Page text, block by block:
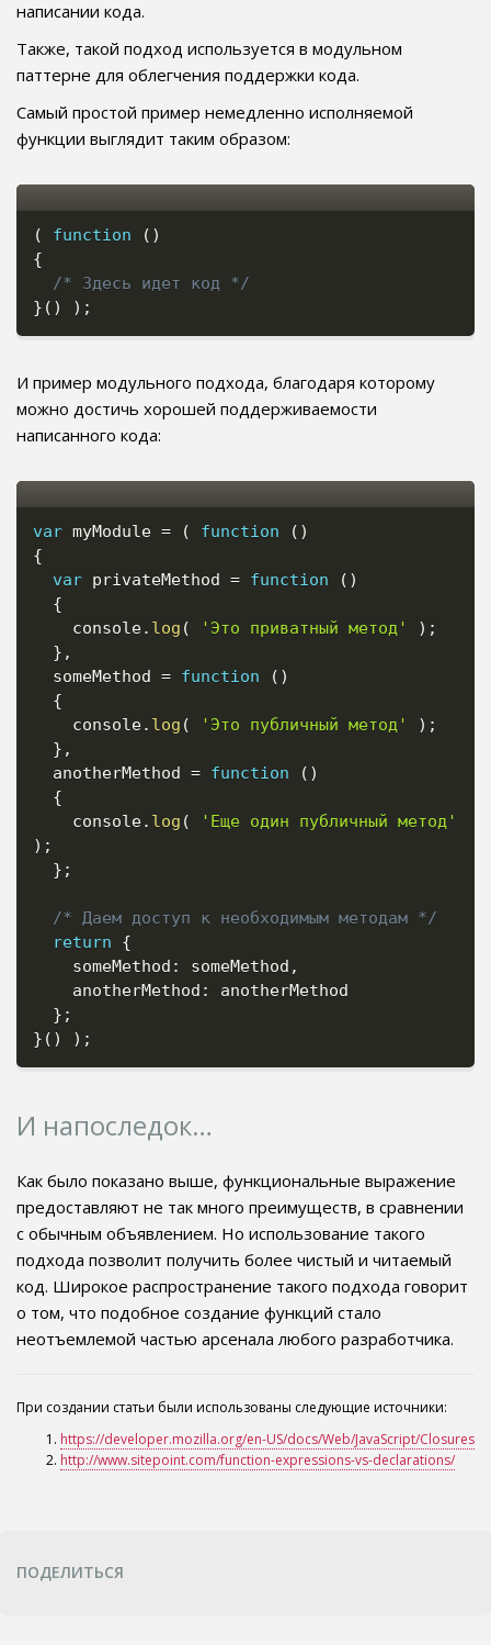
написании кода.
Также, такой подход используется в модульном
паттерне для облегчения поддержки кода.
Самый простой пример немедленно исполняемой
функции выглядит таким образом:
( function ( )
{
/* Здесь идет код */
} ( ) ) ;
И пример модульного подхода, благодаря которому
можно достичь хорошей поддерживаемости
написанного кода:
var myModule = ( function ( )
{
var privateMethod = function ( )
{
    console
. log ( 'Это приватный метод' ) ;
} ,
  someMethod
= function ( )
{
    console
. log ( 'Это публичный метод' ) ;
} ,
  anotherMethod
= function ( )
{
    console
. log (
'Еще один публичный метод'
) ;
} ;
/* Даем доступ к необходимым методам */
return
{
    someMethod
: someMethod ,
    anotherMethod
:
anotherMethod
} ;
} ( ) ) ;
И напоследок…
Как было показано выше, функциональные выражение
предоставляют не так много преимуществ, в сравнении
с обычным объявлением. Но использование такого
подхода позволит получить более чистый и читаемый
код. Широкое распространение такого подхода говорит
о том, что подобное создание функций стало
неотъемлемой частью арсенала любого разработчика.
При создании статьи были использованы следующие источники:
https://developer.mozilla.org/en-US/docs/Web/JavaScript/Closures
http://www.sitepoint.com/function-expressions-vs-declarations/
ПОДЕЛИТЬСЯ